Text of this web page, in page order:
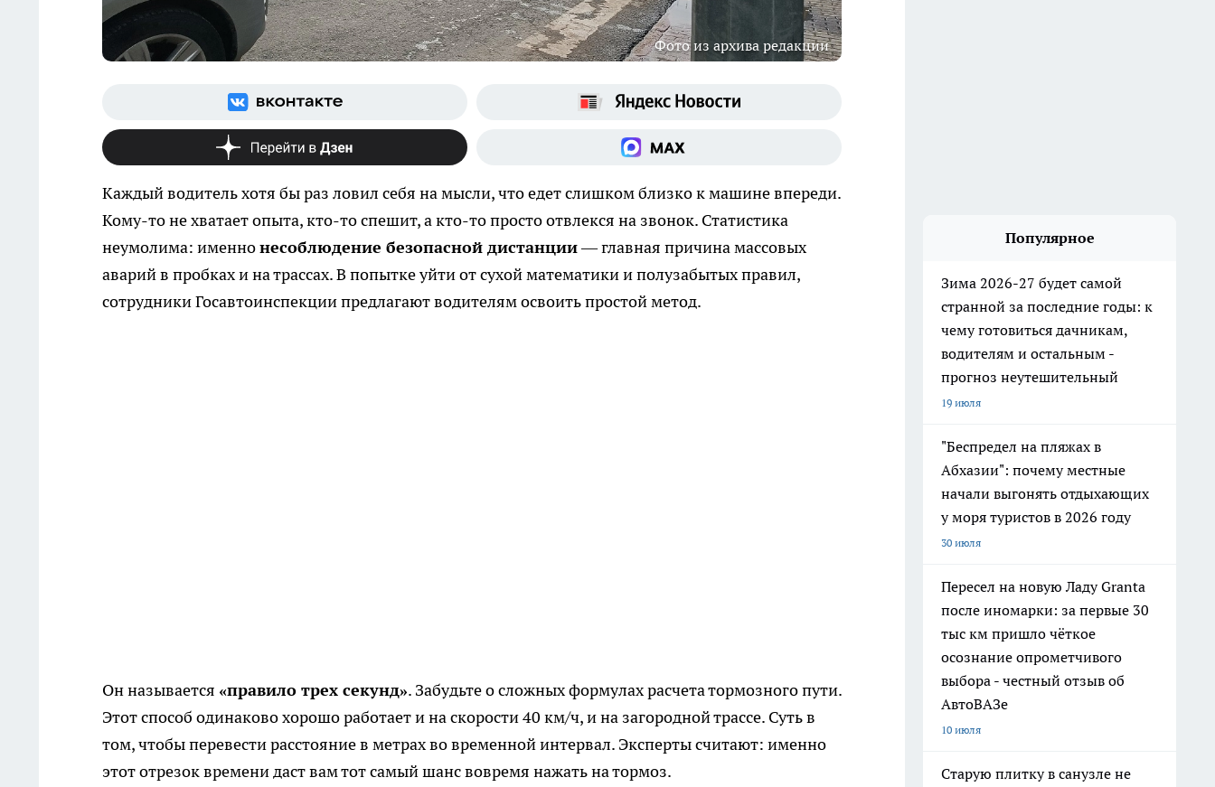
Фото из архива редакции
Каждый водитель хотя бы раз ловил себя на мысли, что едет слишком близко к машине впереди.
Кому-то не хватает опыта, кто-то спешит, а кто-то просто отвлекся на звонок. Статистика
неумолима: именнонесоблюдение безопасной дистанции— главная причина массовых
аварий в пробках и на трассах. В попытке уйти от сухой математики и полузабытых правил,
сотрудники Госавтоинспекции предлагают водителям освоить простой метод.
Он называется «правило трех секунд». Забудьте о сложных формулах расчета тормозного пути.
Этот способ одинаково хорошо работает и на скорости 40 км/ч, и на загородной трассе. Суть в
том, чтобы перевести расстояние в метрах во временной интервал. Эксперты считают: именно
этот отрезок времени даст вам тот самый шанс вовремя нажать на тормоз.
Популярное
Зима 2026-27 будет самой
странной за последние годы: к
чему готовиться дачникам,
водителям и остальным -
прогноз неутешительный
19 июля
"Беспредел на пляжах в
Абхазии": почему местные
начали выгонять отдыхающих
у моря туристов в 2026 году
30 июля
Пересел на новую Ладу Granta
после иномарки: за первые 30
тыс км пришло чёткое
осознание опрометчивого
выбора - честный отзыв об
АвтоВАЗе
10 июля
Старую плитку в санузле не